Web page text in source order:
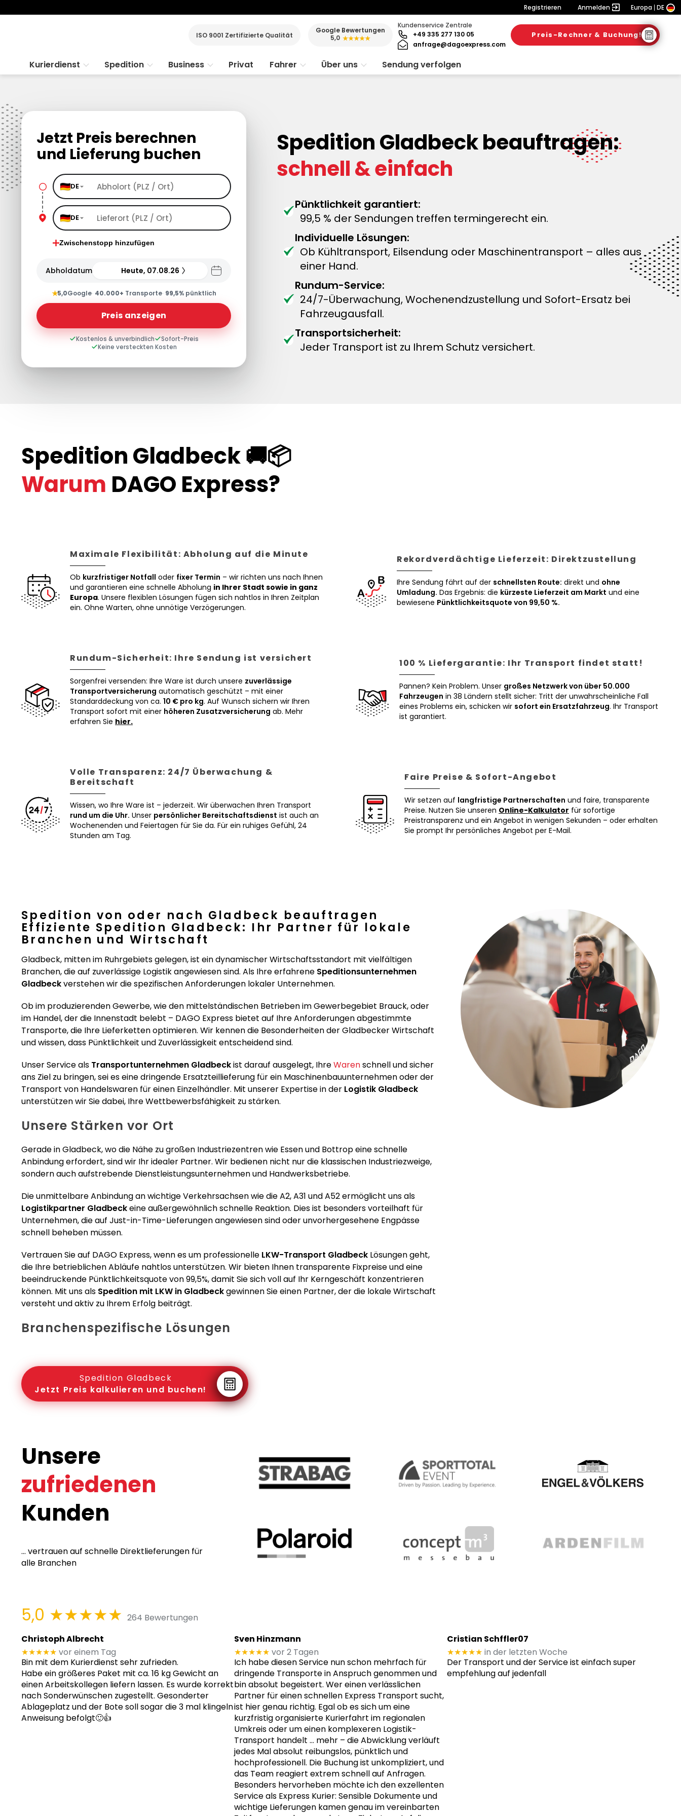
Registrieren Anmelden Europa DE
ISO 9001 Zertifizierte Qualität
Google Bewertungen
5,0 ★★★★★
Kundenservice Zentrale
+49 335 277 130 05
anfrage@dagoexpress.com
Preis-Rechner & Buchung!
Kurierdienst Spedition Business Privat Fahrer Über uns Sendung verfolgen
Jetzt Preis berechnen
und Lieferung buchen
DE
DE
Zwischenstopp hinzufügen
Abholdatum Heute, 07.08.26
★5,0Google· 40.000+ Transporte· 99,5%pünktlich
Preis anzeigen
Kostenlos & unverbindlich
Sofort-Preis
Keine versteckten Kosten
Spedition Gladbeck beauftragen:
schnell & einfach
Pünktlichkeit garantiert:
99,5 % der Sendungen treffen termingerecht ein.
Individuelle Lösungen:
Ob Kühltransport, Eilsendung oder Maschinentransport – alles aus
einer Hand.
Rundum-Service:
24/7-Überwachung, Wochenendzustellung und Sofort-Ersatz bei
Fahrzeugausfall.
Transportsicherheit:
Jeder Transport ist zu Ihrem Schutz versichert.
Spedition Gladbeck 🚚📦
Warum DAGO Express?
Maximale Flexibilität: Abholung auf die Minute
Ob kurzfristiger Notfall oder fixer Termin – wir richten uns nach Ihnen
und garantieren eine schnelle Abholung in Ihrer Stadt sowie in ganz
Europa. Unsere flexiblen Lösungen fügen sich nahtlos in Ihren Zeitplan
ein. Ohne Warten, ohne unnötige Verzögerungen.
Rekordverdächtige Lieferzeit: Direktzustellung
Ihre Sendung fährt auf der schnellsten Route: direkt und ohne
Umladung. Das Ergebnis: die kürzeste Lieferzeit am Markt und eine
bewiesene Pünktlichkeitsquote von 99,50 %.
Rundum-Sicherheit: Ihre Sendung ist versichert
Sorgenfrei versenden: Ihre Ware ist durch unsere zuverlässige
Transportversicherung automatisch geschützt – mit einer
Standarddeckung von ca. 10 € pro kg. Auf Wunsch sichern wir Ihren
Transport sofort mit einer höheren Zusatzversicherung ab. Mehr
erfahren Sie hier.
100 % Liefergarantie: Ihr Transport findet statt!
Pannen? Kein Problem. Unser großes Netzwerk von über 50.000
Fahrzeugen in 38 Ländern stellt sicher: Tritt der unwahrscheinliche Fall
eines Problems ein, schicken wir sofort ein Ersatzfahrzeug. Ihr Transport
ist garantiert.
Volle Transparenz: 24/7 Überwachung &
Bereitschaft
Wissen, wo Ihre Ware ist – jederzeit. Wir überwachen Ihren Transport
rund um die Uhr. Unser persönlicher Bereitschaftsdienst ist auch an
Wochenenden und Feiertagen für Sie da. Für ein ruhiges Gefühl, 24
Stunden am Tag.
Faire Preise & Sofort-Angebot
Wir setzen auf langfristige Partnerschaften und faire, transparente
Preise. Nutzen Sie unseren Online-Kalkulator für sofortige
Preistransparenz und ein Angebot in wenigen Sekunden – oder erhalten
Sie prompt Ihr persönliches Angebot per E-Mail.
Spedition von oder nach Gladbeck beauftragen
Effiziente Spedition Gladbeck: Ihr Partner für lokale
Branchen und Wirtschaft
Gladbeck, mitten im Ruhrgebiets gelegen, ist ein dynamischer Wirtschaftsstandort mit vielfältigen
Branchen, die auf zuverlässige Logistik angewiesen sind. Als Ihre erfahrene Speditionsunternehmen
Gladbeckverstehen wir die spezifischen Anforderungen lokaler Unternehmen.
Ob im produzierenden Gewerbe, wie den mittelständischen Betrieben im Gewerbegebiet Brauck, oder
im Handel, der die Innenstadt belebt – DAGO Express bietet auf Ihre Anforderungen abgestimmte
Transporte, die Ihre Lieferketten optimieren. Wir kennen die Besonderheiten der Gladbecker Wirtschaft
und wissen, dass Pünktlichkeit und Zuverlässigkeit entscheidend sind.
Unser Service als Transportunternehmen Gladbeckist darauf ausgelegt, IhreWarenschnell und sicher
ans Ziel zu bringen, sei es eine dringende Ersatzteillieferung für ein Maschinenbauunternehmen oder der
Transport von Handelswaren für einen Einzelhändler. Mit unserer Expertise in der Logistik Gladbeck
unterstützen wir Sie dabei, Ihre Wettbewerbsfähigkeit zu stärken.
Unsere Stärken vor Ort
Gerade in Gladbeck, wo die Nähe zu großen Industriezentren wie Essen und Bottrop eine schnelle
Anbindung erfordert, sind wir Ihr idealer Partner. Wir bedienen nicht nur die klassischen Industriezweige,
sondern auch aufstrebende Dienstleistungsunternehmen und Handwerksbetriebe.
Die unmittelbare Anbindung an wichtige Verkehrsachsen wie die A2, A31 und A52 ermöglicht uns als
Logistikpartner Gladbeckeine außergewöhnlich schnelle Reaktion. Dies ist besonders vorteilhaft für
Unternehmen, die auf Just-in-Time-Lieferungen angewiesen sind oder unvorhergesehene Engpässe
schnell beheben müssen.
Vertrauen Sie auf DAGO Express, wenn es um professionelle LKW-Transport Gladbeck Lösungen geht,
die Ihre betrieblichen Abläufe nahtlos unterstützen. Wir bieten Ihnen transparente Fixpreise und eine
beeindruckende Pünktlichkeitsquote von 99,5%, damit Sie sich voll auf Ihr Kerngeschäft konzentrieren
können. Mit uns als Spedition mit LKW in Gladbeckgewinnen Sie einen Partner, der die lokale Wirtschaft
versteht und aktiv zu Ihrem Erfolg beiträgt.
Branchenspezifische Lösungen
Spedition Gladbeck
Jetzt Preis kalkulieren und buchen!
Unsere
zufriedenen
Kunden
... vertrauen auf schnelle Direktlieferungen für
alle Branchen
5,0 ★★★★★ 264 Bewertungen
Christoph Albrecht
★★★★★ vor einem Tag
Bin mit dem Kurierdienst sehr zufrieden.
Habe ein größeres Paket mit ca. 16 kg Gewicht an
einen Arbeitskollegen liefern lassen. Es wurde korrekt
nach Sonderwünschen zugestellt. Gesonderter
Ablageplatz und der Bote soll sogar die 3 mal klingeln
Anweisung befolgt🙂👍
Sven Hinzmann
★★★★★ vor 2 Tagen
Ich habe diesen Service nun schon mehrfach für
dringende Transporte in Anspruch genommen und
bin absolut begeistert. Wer einen verlässlichen
Partner für einen schnellen Express Transport sucht,
ist hier genau richtig. Egal ob es sich um eine
kurzfristig organisierte Kurierfahrt im regionalen
Umkreis oder um einen komplexeren Logistik-
Transport handelt … mehr– die Abwicklung verläuft
jedes Mal absolut reibungslos, pünktlich und
hochprofessionell. Die Buchung ist unkompliziert, und
das Team reagiert extrem schnell auf Anfragen.
Besonders hervorheben möchte ich den exzellenten
Service als Express Kurier: Sensible Dokumente und
wichtige Lieferungen kamen genau im vereinbarten
Cristian Schffler07
★★★★★ in der letzten Woche
Der Transport und der Service ist einfach super
empfehlung auf jedenfall